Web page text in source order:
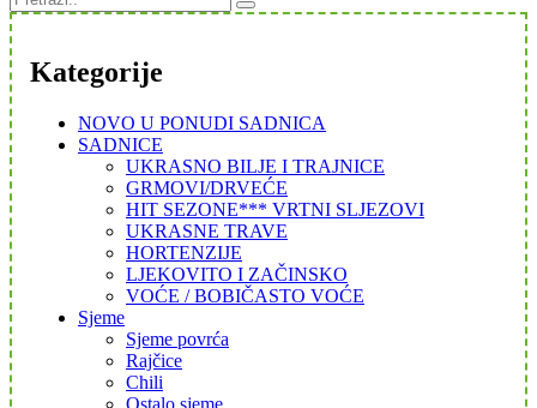
Kategorije
NOVO U PONUDI SADNICA
SADNICE
UKRASNO BILJE I TRAJNICE
GRMOVI/DRVEĆE
HIT SEZONE*** VRTNI SLJEZOVI
UKRASNE TRAVE
HORTENZIJE
LJEKOVITO I ZAČINSKO
VOĆE / BOBIČASTO VOĆE
Sjeme
Sjeme povrća
Rajčice
Chili
Ostalo sjeme